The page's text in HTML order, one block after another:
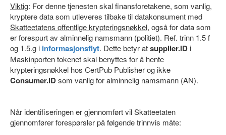
Viktig: For denne tjenesten skal finansforetakene, som vanlig,
kryptere data som utleveres tilbake til datakonsument med
Skatteetatens offentlige krypteringsnøkkel, også for data som
er forespurt av alminnelig namsmann (politiet). Ref. trinn 1.5 f
og 1.5.g i informasjonsflyt. Dette betyr atsupplier.ID i
Maskinporten tokenet skal benyttes for å hente
krypteringsnøkkel hos CertPub Publisher og ikke
Consumer.IDsom vanlig for alminnelig namsmann (AN).
Når identifiseringen er gjennomført vil Skatteetaten
gjennomfører forespørsler på følgende trinnvis måte: